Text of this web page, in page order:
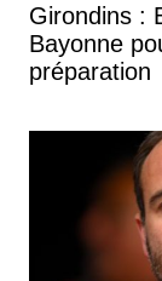
Girondins :
Bayonne
préparation